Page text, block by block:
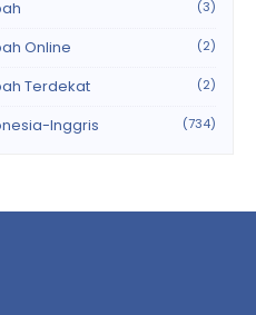
(3)
Online (2)
Terdekat (2)
Inggris (734)